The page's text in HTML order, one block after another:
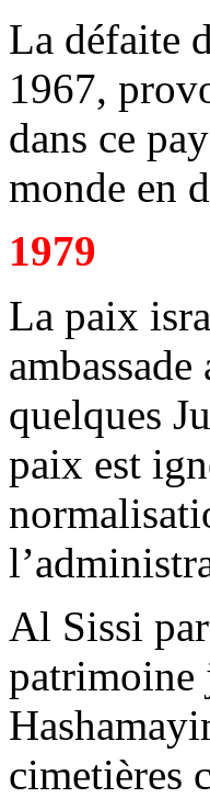
La défaite
1967,
dans ce
monde en
1979
La paix
quelques
paix est
Al Sissi
patrimoine
cimetières